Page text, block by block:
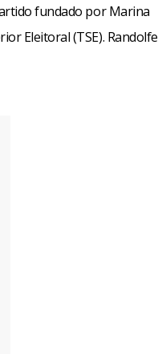
fundado por Marina
Eleitoral (TSE). Randolfe